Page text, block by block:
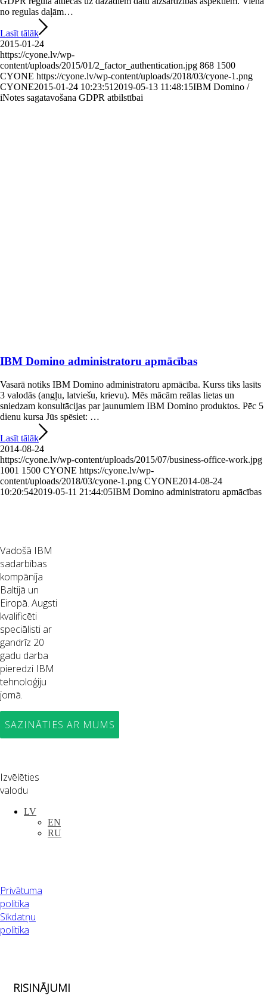
no regulas daļām…
Lasīt tālāk
2015-01-24
https://cyone.lv/wp-
content/uploads/2015/01/2_factor_authentication.jpg 868 1500
CYONE https://cyone.lv/wp-content/uploads/2018/03/cyone-1.png
CYONE2015-01-24 10:23:51 2019-05-13 11:48:15IBM Domino /
iNotes sagatavošana GDPR atbilstībai
IBM Domino administratoru apmācības
Vasarā notiks IBM Domino administratoru apmācība. Kurss tiks lasīts
3 valodās (angļu, latviešu, krievu). Mēs mācām reālas lietas un
sniedzam konsultācijas par jaunumiem IBM Domino produktos. Pēc 5
dienu kursa Jūs spēsiet: …
Lasīt tālāk
2014-08-24
https://cyone.lv/wp-content/uploads/2015/07/business-office-work.jpg
1001 1500 CYONE https://cyone.lv/wp-
content/uploads/2018/03/cyone-1.png CYONE2014-08-24
10:20:542019-05-11 21:44:05IBM Domino administratoru apmācības
Vadošā IBM
sadarbības
kompānija
Baltijā un
Eiropā. Augsti
kvalificēti
speciālisti ar
gandrīz 20
gadu darba
pieredzi IBM
tehnoloģiju
jomā.
SAZINĀTIES AR MUMS
Izvēlēties
valodu
LV
EN
RU
Privātuma
politika
Sīkdatņu
politika
RISINĀJUMI